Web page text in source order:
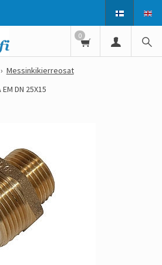
0
Messinkikierreosat
DN 25X15